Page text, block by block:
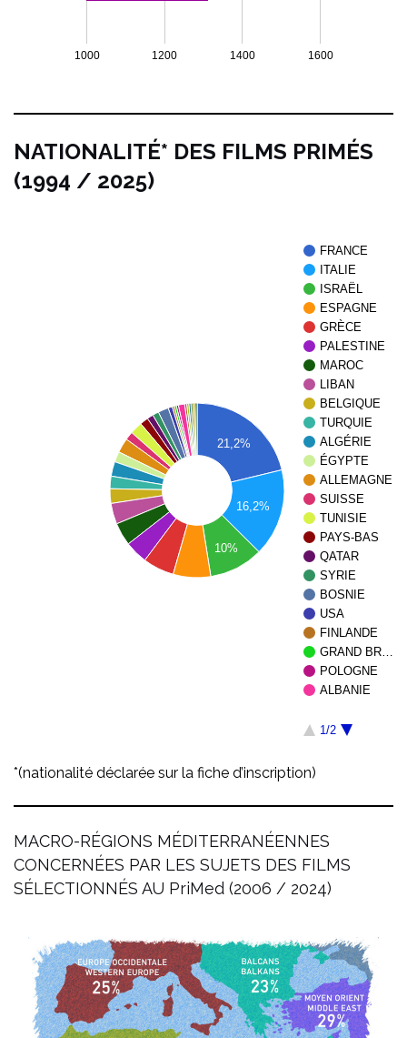
1000 1200 1400 1600
NATIONALITÉ* DES FILMS PRIMÉS
(1994 / 2025)
FRANCE
ITALIE
ISRAËL
ESPAGNE
GRÈCE
PALESTINE
MAROC
LIBAN
BELGIQUE
TURQUIE
ALGÉRIE
ÉGYPTE
ALLEMAGNE
SUISSE
TUNISIE
PAYS-BAS
QATAR
SYRIE
BOSNIE
USA
FINLANDE
GRAND BR…
POLOGNE
ALBANIE
1/2
21,2%
16,2%
10%
*(nationalité déclarée sur la fiche d’inscription)
MACRO-RÉGIONS MÉDITERRANÉENNES
CONCERNÉES PAR LES SUJETS DES FILMS
SÉLECTIONNÉS AU PriMed (2006 / 2024)